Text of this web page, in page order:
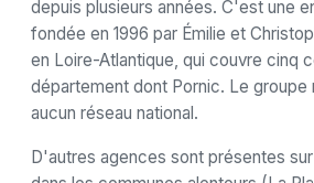
depuis plusieurs années. C'est une
fondée en 1996 par Émilie et
en Loire-Atlantique, qui couvre cinq
département dont Pornic. Le groupe
aucun réseau national.
D'autres agences sont présentes